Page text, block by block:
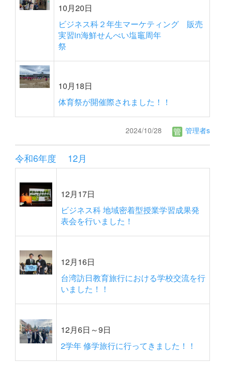
10月20日
ビジネス科２年生マーケティング 販売
実習in海鮮せんべい塩竈周年
祭
10月18日
体育祭が開催際されました！！
2024/10/28 管理者s
令和6年度 12月
12月17日
ビジネス科 地域密着型授業学習成果発
表会を行いました！
12月16日
台湾訪日教育旅行における学校交流を行
いました！！
12月6日～9日
2学年 修学旅行に行ってきました！！